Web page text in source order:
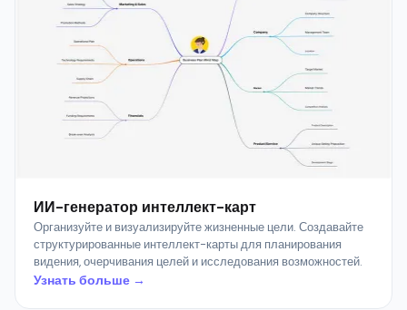
ИИ-генератор интеллект-карт
Организуйте и визуализируйте жизненные цели. Создавайте
структурированные интеллект-карты для планирования
видения, очерчивания целей и исследования возможностей.
Узнать больше →